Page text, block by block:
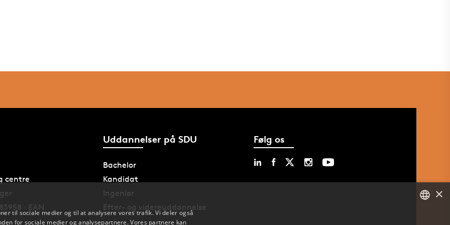
centre
· EAN
Uddannelser på SDU
Bachelor
Kandidat
Ingeniør
Efter- og videreuddannelse
Følg os
×
til sociale medier og til at analysere vores trafik. Vi deler også
for sociale medier og analysepartnere. Vores partnere kan